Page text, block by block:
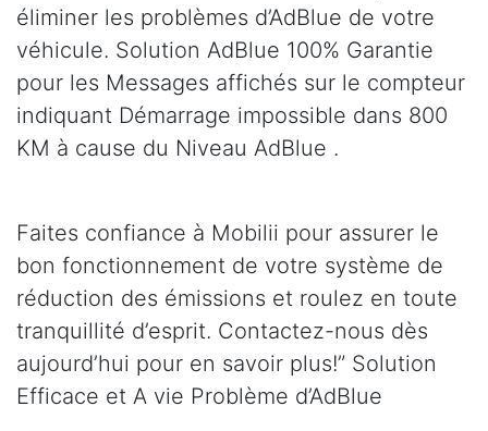
éliminer les problèmes d’AdBlue de votre
véhicule. Solution AdBlue 100% Garantie
pour les Messages affichés sur le compteur
indiquant Démarrage impossible dans 800
KM à cause du Niveau AdBlue .
Faites confiance à Mobilii pour assurer le
bon fonctionnement de votre système de
réduction des émissions et roulez en toute
tranquillité d’esprit. Contactez-nous dès
aujourd’hui pour en savoir plus!” Solution
Efficace et A vie Problème d’AdBlue